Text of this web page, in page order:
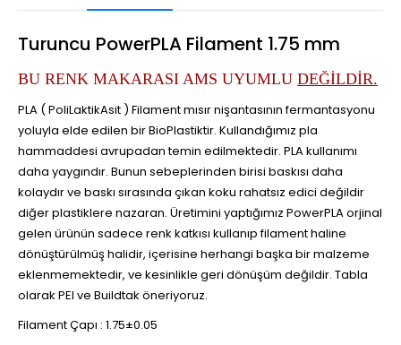
Turuncu PowerPLA Filament 1.75 mm
BU RENK MAKARASI AMS UYUMLU DEĞİLDİR.
PLA ( PoliLaktikAsit ) Filament mısır nişantasının fermantasyonu
yoluyla elde edilen bir BioPlastiktir. Kullandığımız pla
hammaddesi avrupadan temin edilmektedir. PLA kullanımı
daha yaygındır. Bunun sebeplerinden birisi baskısı daha
kolaydır ve baskı sırasında çıkan koku rahatsız edici değildir
diğer plastiklere nazaran. Üretimini yaptığımız PowerPLA orjinal
gelen ürünün sadece renk katkısı kullanıp filament haline
dönüştürülmüş halidir, içerisine herhangi başka bir malzeme
eklenmemektedir, ve kesinlikle geri dönüşüm değildir. Tabla
olarak PEI ve Buildtak öneriyoruz.
Filament Çapı : 1.75±0.05